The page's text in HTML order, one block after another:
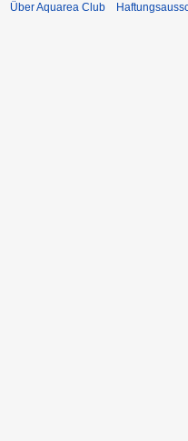
Über Aquarea Club